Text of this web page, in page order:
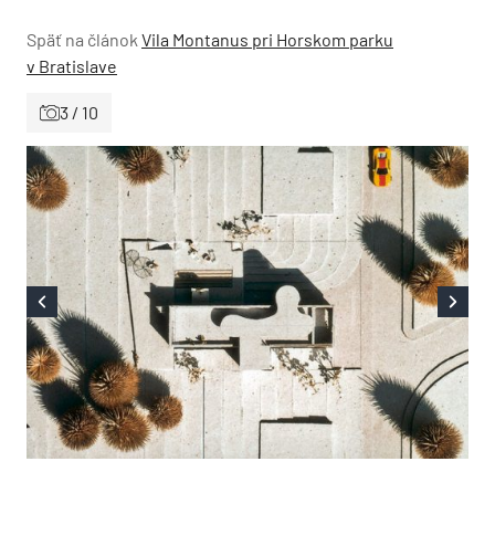
Späť na článok Vila Montanus pri Horskom parku
v Bratislave
3 / 10